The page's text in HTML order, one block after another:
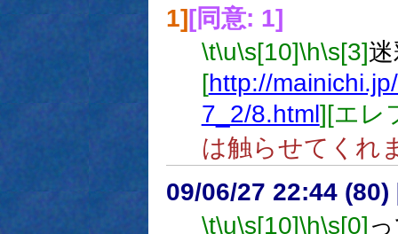
1][同意: 1]
\t\u\s[10]\h\s[3]
[http://
7_2/8.html][エレ
は触らせてくれ
09/06/27 22:44 (80)
\t\u\s[10]\h\s[0]